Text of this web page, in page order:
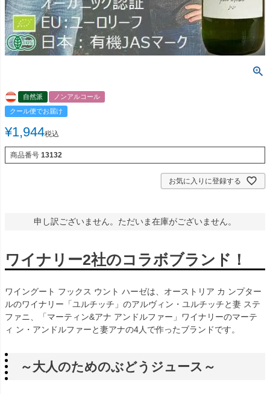
自然派
ノンアルコール
クール便でお届け
¥1,944税込
商品番号 13132
お気に入りに登録する
申し訳ございません。ただいま在庫がございません。
ワイナリー2社のコラボブランド！
ワイングート フックス ウント ハーゼは、オーストリア カ ンプター
ルのワイナリー「ユルチッチ」のアルヴィン・ユルチッチと妻 ステ
ファニ、「マーティン&アナ アンドルファー」ワイナリーのマーテ
ィ ン・アンドルファーと妻アナの4人で作ったブランドです。
～大人のためのぶどうジュース～